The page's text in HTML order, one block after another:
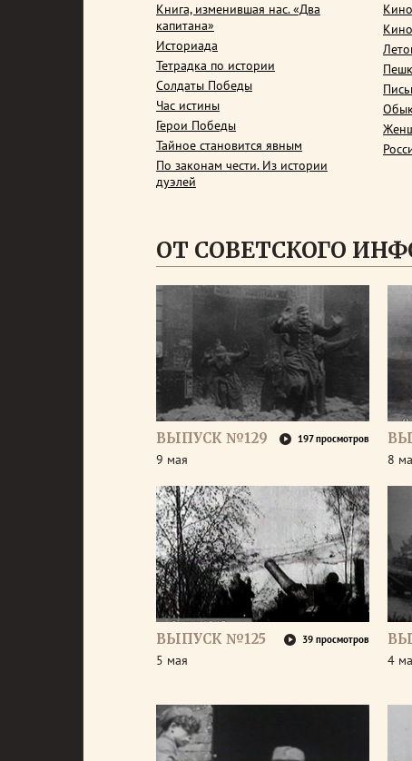
Книга, изменившая нас. «Два
капитана»
Историада
Тетрадка по истории
Солдаты Победы
Час истины
Герои Победы
Тайное становится явным
По законам чести. Из истории
дуэлей
ОТ СОВЕТСКОГО
ВЫПУСК №129 197 просмотров
9 мая 8
ВЫПУСК №125 39 просмотров
5 мая 4